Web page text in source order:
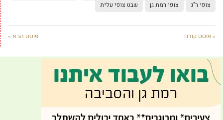
צופי ר"ג
צופי רמת גן שבט צופי עלית
« פוסט קודם פוסט הבא »